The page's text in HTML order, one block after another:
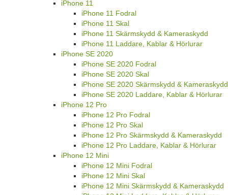
iPhone 11
iPhone 11 Fodral
iPhone 11 Skal
iPhone 11 Skärmskydd & Kameraskydd
iPhone 11 Laddare, Kablar & Hörlurar
iPhone SE 2020
iPhone SE 2020 Fodral
iPhone SE 2020 Skal
iPhone SE 2020 Skärmskydd & Kameraskydd
iPhone SE 2020 Laddare, Kablar & Hörlurar
iPhone 12 Pro
iPhone 12 Pro Fodral
iPhone 12 Pro Skal
iPhone 12 Pro Skärmskydd & Kameraskydd
iPhone 12 Pro Laddare, Kablar & Hörlurar
iPhone 12 Mini
iPhone 12 Mini Fodral
iPhone 12 Mini Skal
iPhone 12 Mini Skärmskydd & Kameraskydd